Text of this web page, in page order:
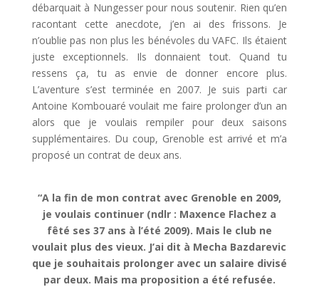
débarquait à Nungesser pour nous soutenir. Rien qu’en
racontant cette anecdote, j’en ai des frissons. Je
n’oublie pas non plus les bénévoles du VAFC. Ils étaient
juste exceptionnels. Ils donnaient tout. Quand tu
ressens ça, tu as envie de donner encore plus.
L’aventure s’est terminée en 2007. Je suis parti car
Antoine Kombouaré voulait me faire prolonger d’un an
alors que je voulais rempiler pour deux saisons
supplémentaires. Du coup, Grenoble est arrivé et m’a
proposé un contrat de deux ans.
“A la fin de mon contrat avec Grenoble en 2009,
je voulais continuer (ndlr : Maxence Flachez a
fêté ses 37 ans à l’été 2009). Mais le club ne
voulait plus des vieux. J’ai dit à Mecha Bazdarevic
que je souhaitais prolonger avec un salaire divisé
par deux. Mais ma proposition a été refusée.